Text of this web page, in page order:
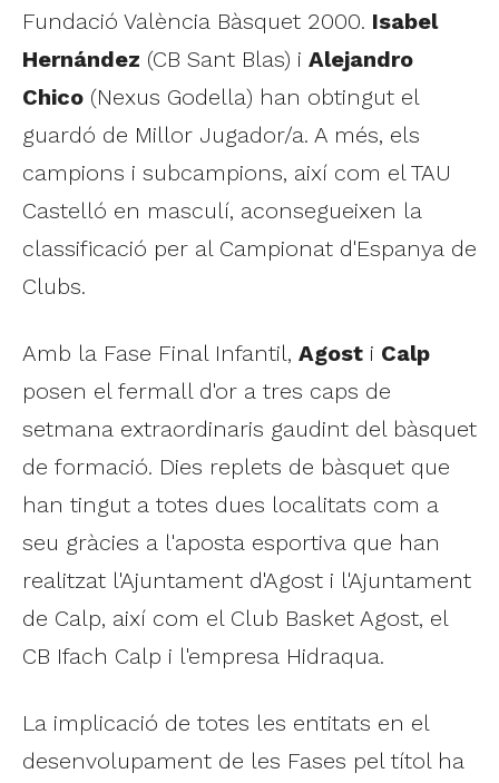
Fundació València Bàsquet 2000. Isabel
Hernández (CB Sant Blas) i Alejandro
Chico (Nexus Godella) han obtingut el
guardó de Millor Jugador/a. A més, els
campions i subcampions, així com el TAU
Castelló en masculí, aconsegueixen la
classificació per al Campionat d'Espanya de
Clubs.
Amb la Fase Final Infantil, Agost i Calp
posen el fermall d'or a tres caps de
setmana extraordinaris gaudint del bàsquet
de formació. Dies replets de bàsquet que
han tingut a totes dues localitats com a
seu gràcies a l'aposta esportiva que han
realitzat l'Ajuntament d'Agost i l'Ajuntament
de Calp, així com el Club Basket Agost, el
CB Ifach Calp i l'empresa Hidraqua.
La implicació de totes les entitats en el
desenvolupament de les Fases pel títol ha